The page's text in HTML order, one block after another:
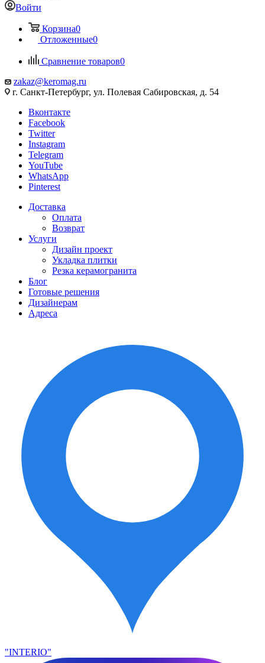
Войти
Корзина0
Отложенные0
Сравнение товаров0
zakaz@keromag.ru
г. Санкт-Петербург, ул. Полевая Сабировская, д. 54
Вконтакте
Facebook
Twitter
Instagram
Telegram
YouTube
WhatsApp
Pinterest
Доставка
Оплата
Возврат
Услуги
Дизайн проект
Укладка плитки
Резка керамогранита
Блог
Готовые решения
Дизайнерам
Адреса
"INTERIO"